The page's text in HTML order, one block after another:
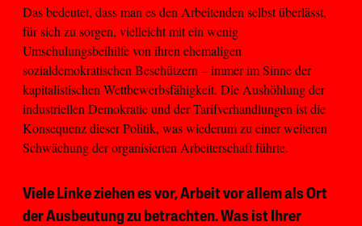
Das bedeutet, dass man es den Arbeitenden selbst überlässt,
für sich zu sorgen, vielleicht mit ein wenig
Umschulungsbeihilfe von ihren ehemaligen
sozialdemokratischen Beschützern – immer im Sinne der
kapitalistischen Wettbewerbsfähigkeit. Die Aushöhlung der
industriellen Demokratie und der Tarifverhandlungen ist die
Konsequenz dieser Politik, was wiederum zu einer weiteren
Schwächung der organisierten Arbeiterschaft führte.
Viele Linke ziehen es vor, Arbeit vor allem als Ort
der Ausbeutung zu betrachten. Was ist Ihrer